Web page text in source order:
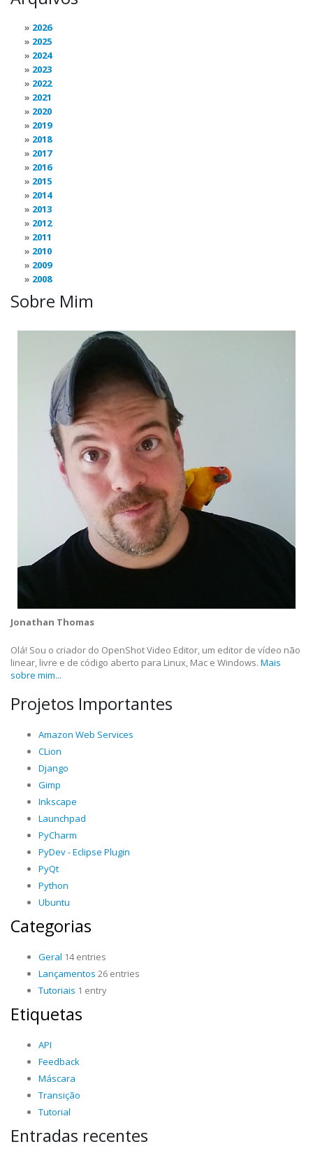
2026
2025
2024
2023
2022
2021
2020
2019
2018
2017
2016
2015
2014
2013
2012
2011
2010
2009
2008
Sobre Mim
Jonathan Thomas
Olá! Sou o criador do OpenShot Video Editor, um editor de vídeo não
linear, livre e de código aberto para Linux, Mac e Windows. Mais
sobre mim...
Projetos Importantes
Amazon Web Services
CLion
Django
Gimp
Inkscape
Launchpad
PyCharm
PyDev - Eclipse Plugin
PyQt
Python
Ubuntu
Categorias
Geral 14 entries
Lançamentos 26 entries
Tutoriais 1 entry
Etiquetas
API
Feedback
Máscara
Transição
Tutorial
Entradas recentes